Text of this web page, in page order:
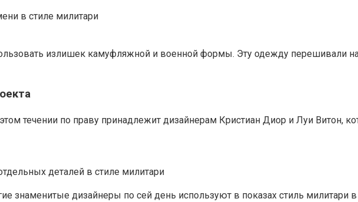
излишек камуфляжной и военной формы. Эту одежду перешивали
течении по праву принадлежит дизайнерам Кристиан Диор и Луи Витон,
деталей в стиле милитари
знаменитые дизайнеры по сей день используют в показах стиль милитари